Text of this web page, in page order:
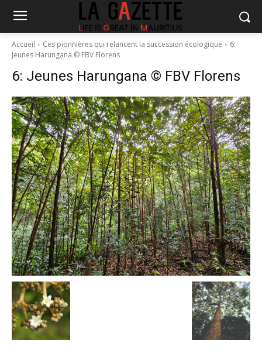
Accueil Ces pionnières qui relancent la succession écologique
6:
Jeunes Harungana © FBV Florens
6: Jeunes Harungana © FBV Florens